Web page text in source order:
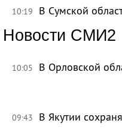
10:19 В Сумской
Новости СМИ2
10:05 В Орловской
09:43 В Якутии